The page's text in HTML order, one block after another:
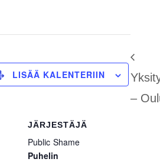
LISÄÄ KALENTERIIN
JÄRJESTÄJÄ
Public Shame
Puhelin
–